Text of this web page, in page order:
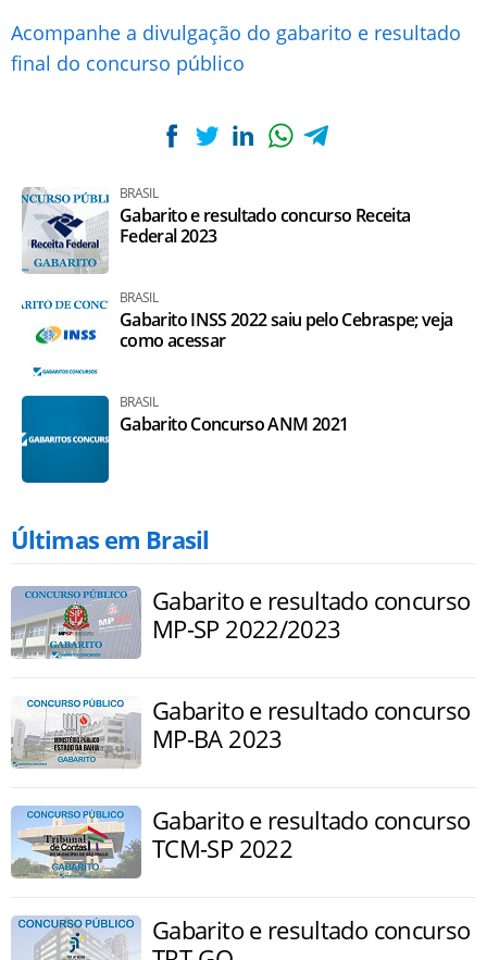
Acompanhe a divulgação do gabarito e resultado
final do concurso público
BRASIL
Gabarito e resultado concurso Receita
Federal 2023
BRASIL
Gabarito INSS 2022 saiu pelo Cebraspe; veja
como acessar
BRASIL
Gabarito Concurso ANM 2021
Últimas em Brasil
Gabarito e resultado concurso
MP-SP 2022/2023
Gabarito e resultado concurso
MP-BA 2023
Gabarito e resultado concurso
TCM-SP 2022
Gabarito e resultado concurso